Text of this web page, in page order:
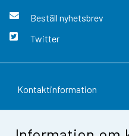
Beställ nyhetsbrev
Twitter
Kontaktinformation
Respons